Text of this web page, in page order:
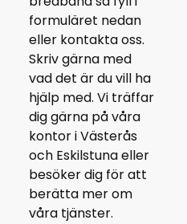
formuläret nedan
eller kontakta oss.
Skriv gärna med
vad det är du vill ha
hjälp med. Vi träffar
dig gärna på våra
kontor i Västerås
och Eskilstuna eller
besöker dig för att
berätta mer om
våra tjänster.